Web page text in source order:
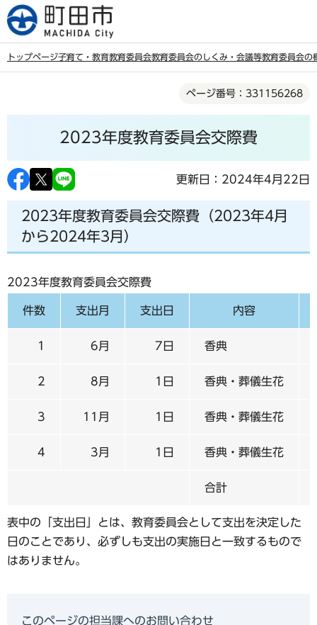
こ
の
す
トップページ子育て・教育教育委員会教育委員会のしくみ・会議等教育委員会の
ら
ページ番号：331156268
2023年度教育委員会交際費
更新日：2024年4月22日
2023年度教育委員会交際費（2023年4月
から2024年3月）
2023年度教育委員会交際費
件数 支出月 支出日 内容
1 6月 7日 香典
2 8月 1日 香典・葬儀生花
3 11月 1日 香典・葬儀生花
4 3月 1日 香典・葬儀生花
合計
表中の「支出日」とは、教育委員会として支出を決定した
日のことであり、必ずしも支出の実施日と一致するもので
はありません。
このページの担当課へのお問い合わせ